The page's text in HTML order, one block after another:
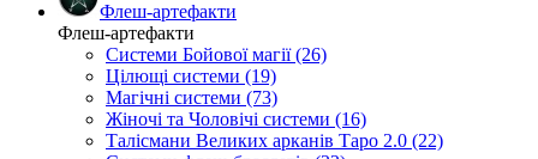
Флеш-артефакти
Флеш-артефакти
Системи Бойової магії (26)
Цілющі системи (19)
Магічні системи (73)
Жіночі та Чоловічі системи (16)
Талісмани Великих арканів Таро 2.0 (22)